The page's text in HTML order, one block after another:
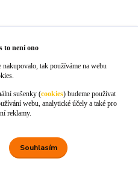
Eshop-rychle.cz
to není ono
tak používáme na webu
sušenky (cookies) budeme používat
webu, analytické účely a také pro
reklamy.
Souhlasím